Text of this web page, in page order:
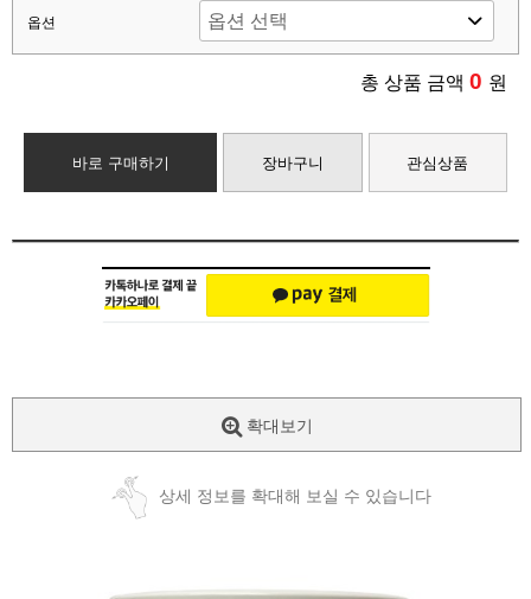
옵션
총 상품 금액 0 원
바로 구매하기 장바구니 관심상품
확대보기
상세 정보를 확대해 보실 수 있습니다